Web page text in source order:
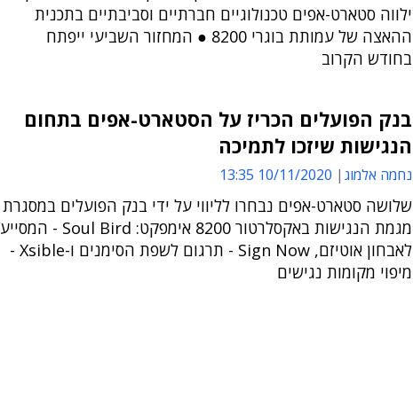
ילווה סטארט-אפים טכנולוגיים חברתיים וסביבתיים בתכנית
ההאצה של עמותת בוגרי 8200 ● המחזור השביעי ייפתח
בחודש הקרוב
בנק הפועלים הכריז על הסטארט-אפים בתחום
הנגישות שיזכו לתמיכה
נחמה אלמוג 10/11/2020 13:35
שלושה סטארט-אפים נבחרו לליווי על ידי בנק הפועלים במסגרת
מגמת הנגישות באקסלרטור 8200 אימפקט: Soul Bird - המסייע
לאבחון אוטיזם, Sign Now - תרגום לשפת הסימנים ו-Xsible -
מיפוי מקומות נגישים